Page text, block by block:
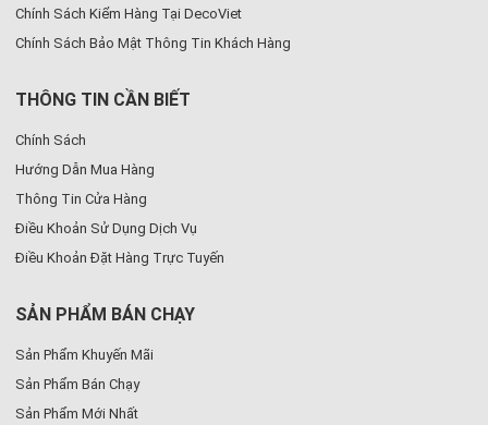
Chính Sách Kiểm Hàng Tại DecoViet
Chính Sách Bảo Mật Thông Tin Khách Hàng
THÔNG TIN CẦN BIẾT
Chính Sách
Hướng Dẫn Mua Hàng
Thông Tin Cửa Hàng
Điều Khoản Sử Dụng Dịch Vụ
Điều Khoản Đặt Hàng Trực Tuyến
SẢN PHẨM BÁN CHẠY
Sản Phẩm Khuyến Mãi
Sản Phẩm Bán Chạy
Sản Phẩm Mới Nhất